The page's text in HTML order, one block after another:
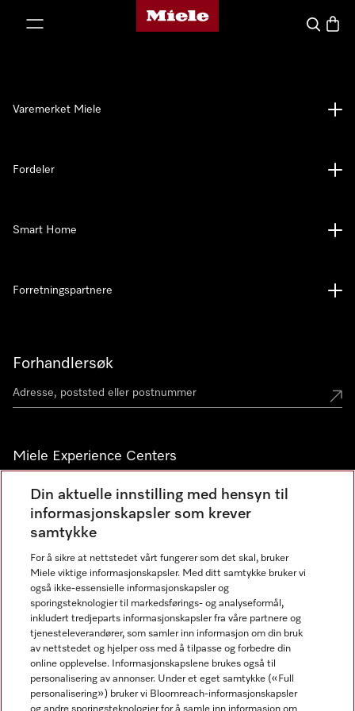
Mieles hjemmeside
Søk
Forhandlersøk
Miele Experience Centers
Miele Experience Center Nesbru
Miele Outlet Nesbru
Nyhetsbrev
Varemerket Miele
Fordeler
Smart Home
Forretningspartnere
Din aktuelle innstilling med hensyn til
informasjonskapsler som krever
samtykke
For å sikre at nettstedet vårt fungerer som det skal, bruker
Miele viktige informasjonskapsler. Med ditt samtykke bruker vi
også ikke-essensielle informasjonskapsler og
sporingsteknologier til markedsførings- og analyseformål,
inkludert tredjeparts informasjonskapsler fra våre partnere og
tjenesteleverandører, som samler inn informasjon om din bruk
av nettstedet og hjelper oss med å tilpasse og forbedre din
online opplevelse. Informasjonskapslene brukes også til
personalisering av annonser. Under et eget samtykke («Full
personalisering») bruker vi Bloomreach-informasjonskapsler